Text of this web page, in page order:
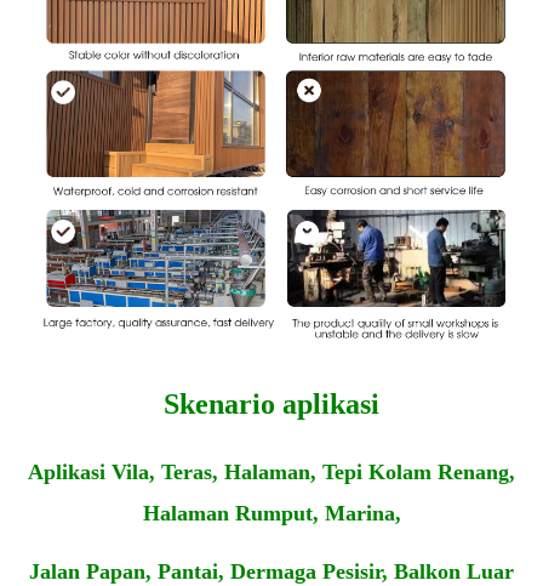
Skenario aplikasi
Aplikasi Vila, Teras, Halaman, Tepi Kolam Renang,
Halaman Rumput, Marina,
Jalan Papan, Pantai, Dermaga Pesisir, Balkon Luar